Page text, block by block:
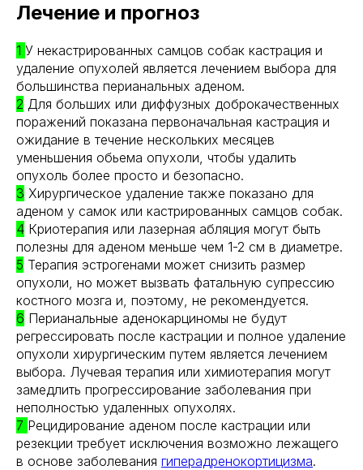
Лечение и прогноз
1 У некастрированных самцов собак кастрация и
удаление опухолей является лечением выбора для
большинства перианальных аденом.
2 Для больших или диффузных доброкачественных
поражений показана первоначальная кастрация и
ожидание в течение нескольких месяцев
уменьшения обьема опухоли, чтобы удалить
опухоль более просто и безопасно.
3 Хирургическое удаление также показано для
аденом у самок или кастрированных самцов собак.
4 Криотерапия или лазерная абляция могут быть
полезны для аденом меньше чем 1-2 см в диаметре.
5 Терапия эстрогенами может снизить размер
опухоли, но может вызвать фатальную супрессию
костного мозга и, поэтому, не рекомендуется.
6 Перианальные аденокарциномы не будут
регрессировать после кастрации и полное удаление
опухоли хирургическим путем является лечением
выбора. Лучевая терапия или химиотерапия могут
замедлить прогрессирование заболевания при
неполностью удаленных опухолях.
7 Рецидирование аденом после кастрации или
резекции требует исключения возможно лежащего
в основе заболевания гиперадренокортицизма.